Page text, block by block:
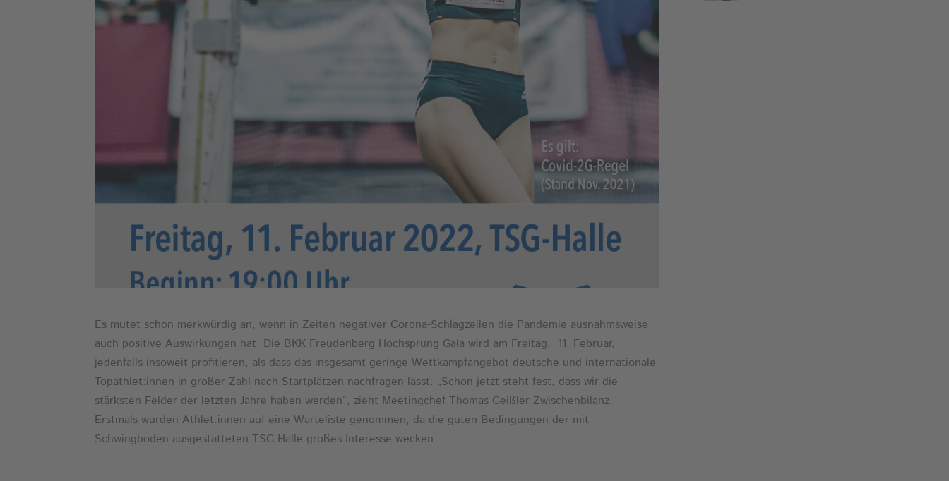
Es mutet schon merkwürdig an, wenn in Zeiten negativer Corona-Schlagzeilen die Pandemie ausnahmsweise
auch positive Auswirkungen hat. Die BKK Freudenberg Hochsprung Gala wird am Freitag, 11. Februar,
jedenfalls insoweit profitieren, als dass das insgesamt geringe Wettkampfangebot deutsche und internationale
Topathlet:innen in großer Zahl nach Startplätzen nachfragen lässt. „Schon jetzt steht fest, dass wir die
stärksten Felder der letzten Jahre haben werden“, zieht Meetingchef Thomas Geißler Zwischenbilanz.
Erstmals wurden Athlet:innen auf eine Warteliste genommen, da die guten Bedingungen der mit
Schwingboden ausgestatteten TSG-Halle großes Interesse wecken.